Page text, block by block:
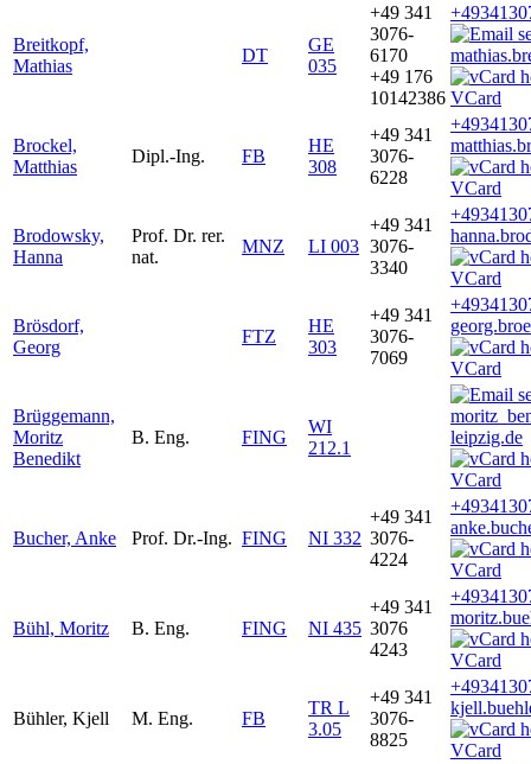
Breitkopf,
Mathias
DT
GE
035
+49 341
3076-
6170
+49 176
10142386 VCard
Brockel,
Matthias
Dipl.-Ing. FB
HE
308
+49 341
3076-
6228
VCard
Brodowsky,
Hanna
Prof. Dr. rer.
nat.
MNZ LI 003
+49 341
3076-
3340
VCard
Brösdorf,
Georg
FTZ
HE
303
+49 341
3076-
7069
VCard
Brüggemann,
Moritz
Benedikt
B. Eng. FING
WI
212.1
leipzig.de
VCard
Bucher, Anke Prof. Dr.-Ing. FING NI 332
+49 341
3076-
4224
VCard
Bühl, Moritz B. Eng. FING NI 435
+49 341
3076
4243
VCard
Bühler, Kjell M. Eng. FB
TR L
3.05
+49 341
3076-
8825
VCard